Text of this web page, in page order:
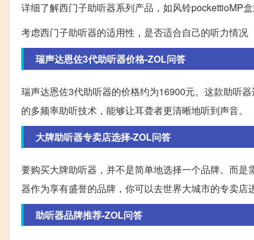
详细了解西门子助听器系列产品，如风铃pockettioMP
考虑西门子助听器的适用性，是否适合自己的听力情况
瑞声达恩佐3代助听器价格-ZOL问答
瑞声达恩佐3代助听器的价格约为16900元。这款助听
的多频率助听技术，能够让耳聋者更清晰地听到声音。
大牌助听器专卖店选择-ZOL问答
要购买大牌助听器，并不是简单地选择一个品牌。而
器作为享有盛誉的品牌，你可以去世界大城市的专卖店
助听器品牌推荐-ZOL问答